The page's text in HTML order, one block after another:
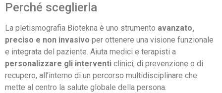
Perché sceglierla
La pletismografia Biotekna è uno strumento avanzato,
preciso e non invasivo per ottenere una visione funzionale
e integrata del paziente. Aiuta medici e terapisti a
personalizzare gli interventi clinici, di prevenzione o di
recupero, all’interno di un percorso multidisciplinare che
mette al centro la salute globale della persona.